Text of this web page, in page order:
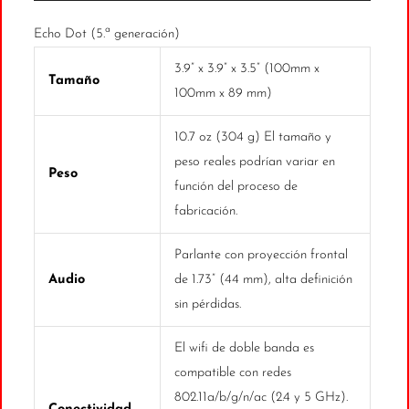
Echo Dot (5.ª generación)
Tamaño
3.9” x 3.9” x 3.5” (100mm x
100mm x 89 mm)
Peso
10.7 oz (304 g) El tamaño y
peso reales podrían variar en
función del proceso de
fabricación.
Audio
Parlante con proyección frontal
de 1.73” (44 mm), alta definición
sin pérdidas.
El wifi de doble banda es
compatible con redes
802.11a/b/g/n/ac (2.4 y 5 GHz).